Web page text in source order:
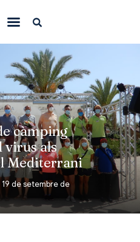
càmping
virus als
Mediterrani
19 de setembre de